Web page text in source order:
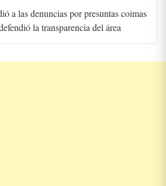
a las denuncias por presuntas coimas
la transparencia del área